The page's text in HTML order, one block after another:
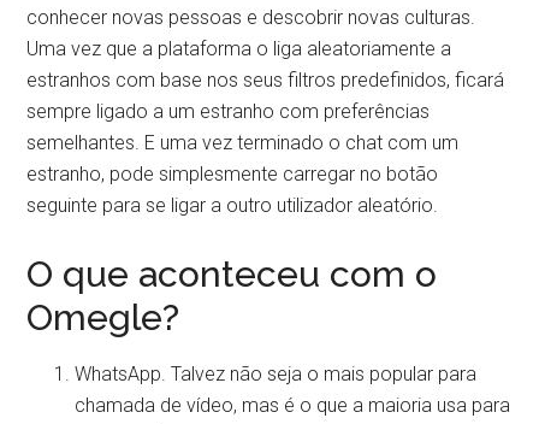
conhecer novas pessoas e descobrir novas culturas.
Uma vez que a plataforma o liga aleatoriamente a
estranhos com base nos seus filtros predefinidos, ficará
sempre ligado a um estranho com preferências
semelhantes. E uma vez terminado o chat com um
estranho, pode simplesmente carregar no botão
seguinte para se ligar a outro utilizador aleatório.
O que aconteceu com o
Omegle?
WhatsApp. Talvez não seja o mais popular para
chamada de vídeo, mas é o que a maioria usa para